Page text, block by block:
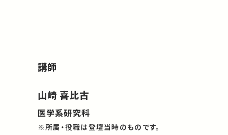
講師
山崎 喜比古
医学系研究科
※所属・役職は登壇当時のものです。